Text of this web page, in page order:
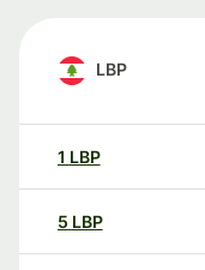
LBP
1 LBP
5 LBP